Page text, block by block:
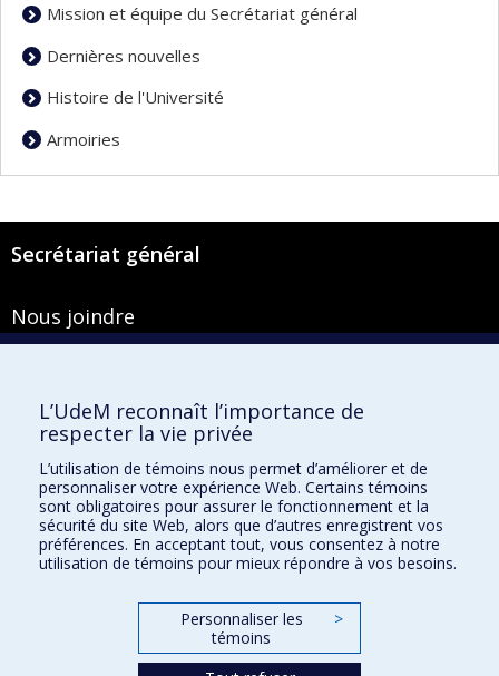
Mission et équipe du Secrétariat général
Dernières nouvelles
Histoire de l'Université
Armoiries
Secrétariat général
Nous joindre
Montréal (Québec) H3T 1J4
Courriel :secretariat-general@umontreal.ca
Admission
Plan du site
Accessibilité
Accès au portail sécurisé du Secrétariat général
L’UdeM reconnaît l’importance de
respecter la vie privée
L’utilisation de témoins nous permet d’améliorer et de
personnaliser votre expérience Web. Certains témoins
sont obligatoires pour assurer le fonctionnement et la
sécurité du site Web, alors que d’autres enregistrent vos
préférences. En acceptant tout, vous consentez à notre
utilisation de témoins pour mieux répondre à vos besoins.
Personnaliser les
témoins
>